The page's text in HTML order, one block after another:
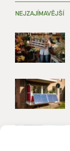
NEJZAJÍMAVĚJŠÍ